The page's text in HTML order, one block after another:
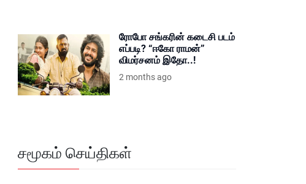
ரோபோ சங்கரின் கடைசி படம்
எப்படி? “ஈகோ ராமன்”
விமர்சனம் இதோ..!
2 months ago
சமூகம் செய்திகள்